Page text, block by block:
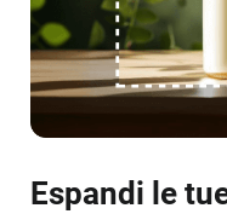
Espandi le